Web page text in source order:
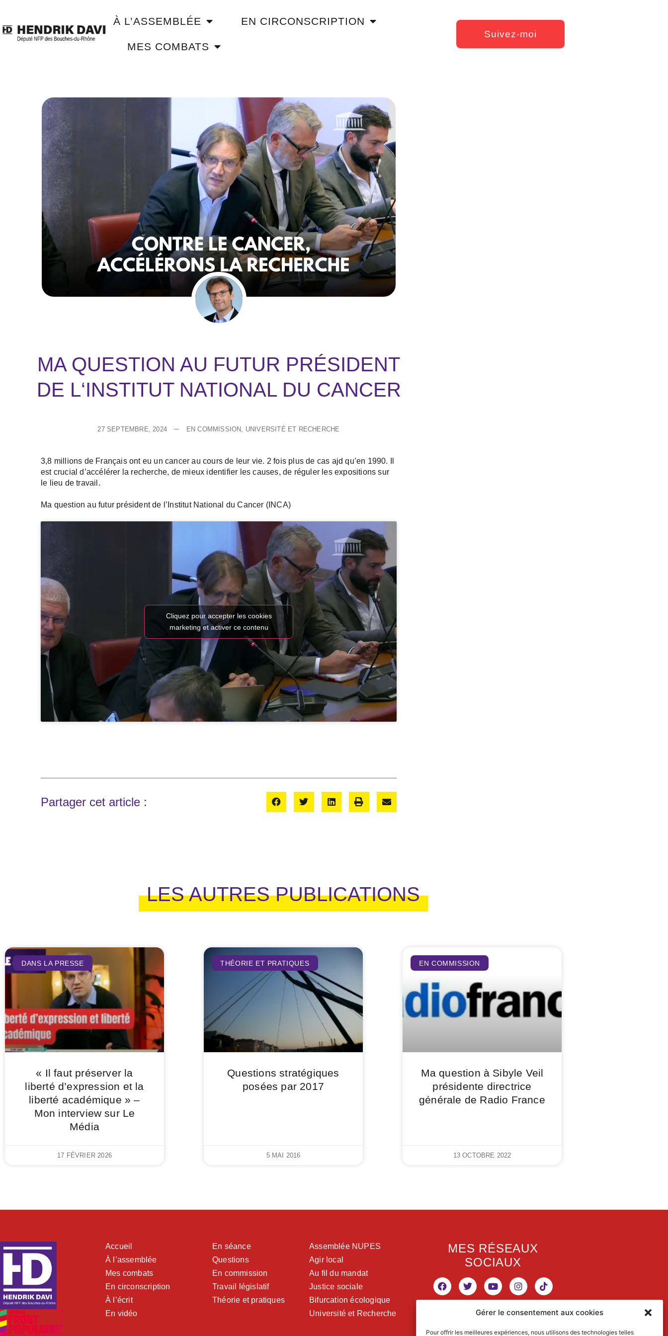
Gérer le consentement aux cookies
Pour offrir les meilleures expériences, nous utilisons des technologies telles
À L’ASSEMBLÉE EN CIRCONSCRIPTION
MES COMBATS
Suivez-moi
MA QUESTION AU FUTUR PRÉSIDENT
DE L‘INSTITUT NATIONAL DU CANCER
27 SEPTEMBRE, 2024 EN COMMISSION UNIVERSITÉ ET RECHERCHE
3,8 millions de Français ont eu un cancer au cours de leur vie. 2 fois plus de cas ajd qu’en 1990. Il
est crucial d’accélérer la recherche, de mieux identifier les causes, de réguler les expositions sur
le lieu de travail.
Ma question au futur président de l’Institut National du Cancer (INCA)
Cliquez pour accepter les cookies
marketing et activer ce contenu
Partager cet article :
LES AUTRES PUBLICATIONS
DANS LA PRESSE
« Il faut préserver la
liberté d’expression et la
liberté académique » –
Mon interview sur Le
Média
17 FÉVRIER 2026
THÉORIE ET PRATIQUES
Questions stratégiques
posées par 2017
5 MAI 2016
EN COMMISSION
Ma question à Sibyle Veil
présidente directrice
générale de Radio France
13 OCTOBRE 2022
Accueil
À l’assemblée
Mes combats
En circonscription
À l’écrit
En vidéo
En séance
Questions
En commission
Travail législatif
Théorie et pratiques
Assemblée NUPES
Agir local
Au fil du mandat
Justice sociale
Bifurcation écologique
Université et Recherche
MES RÉSEAUX
SOCIAUX